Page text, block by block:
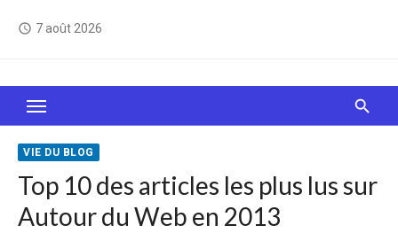
access_time 7 août 2026
Le Web, c'est comme une boîte de chocolats… On
sait jamais sur quoi on va tomber !
VIE DU BLOG
Top 10 des articles les plus lus sur
Autour du Web en 2013